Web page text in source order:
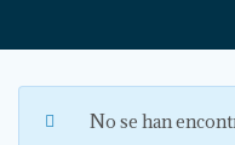
No se han